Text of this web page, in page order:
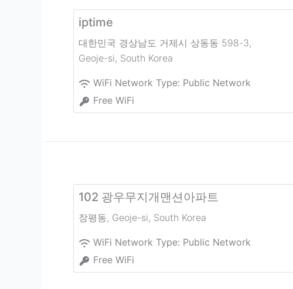
iptime
대한민국 경상남도 거제시 상동동 598-3,
Geoje-si, South Korea
WiFi Network Type: Public Network
Free WiFi
102 광우무지개맨션아파트
장평동, Geoje-si, South Korea
WiFi Network Type: Public Network
Free WiFi